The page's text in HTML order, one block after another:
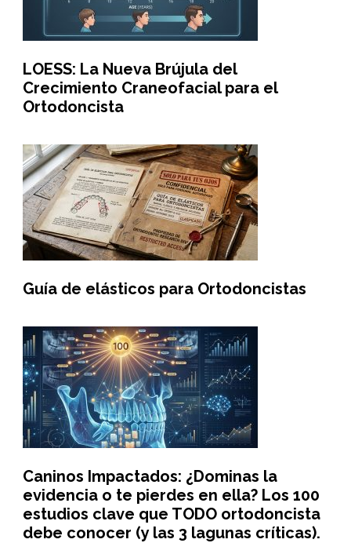
LOESS: La Nueva Brújula del
Crecimiento Craneofacial para el
Ortodoncista
Guía de elásticos para Ortodoncistas
Caninos Impactados: ¿Dominas la
evidencia o te pierdes en ella? Los 100
estudios clave que TODO ortodoncista
debe conocer (y las 3 lagunas críticas).